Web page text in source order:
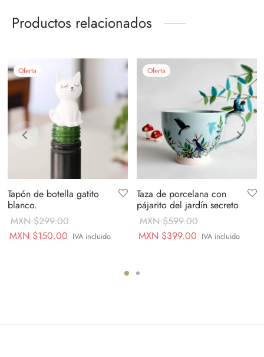
Productos relacionados
Oferta
Tapón de botella gatito
blanco.
MXN $299.00
Original
MXN $150.00 Current
IVA incluido
Oferta
Taza de porcelana con
pájarito del jardín secreto
MXN $599.00
Original
MXN
MXN $399.00 Current
IVA incluido